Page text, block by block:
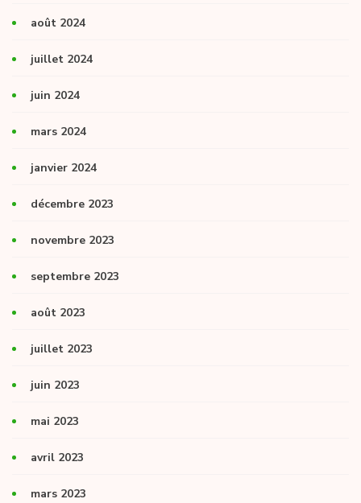
août 2024
juillet 2024
juin 2024
mars 2024
janvier 2024
décembre 2023
novembre 2023
septembre 2023
août 2023
juillet 2023
juin 2023
mai 2023
avril 2023
mars 2023